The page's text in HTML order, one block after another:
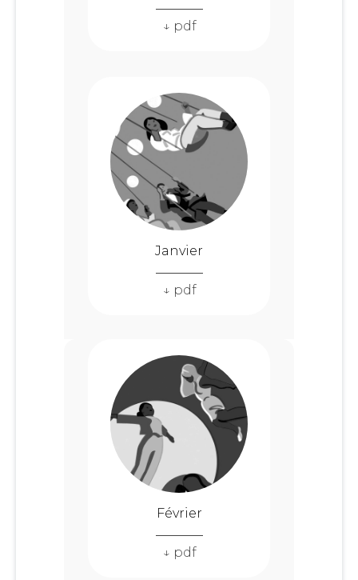
↓ pdf
Janvier
↓ pdf
Février
↓ pdf